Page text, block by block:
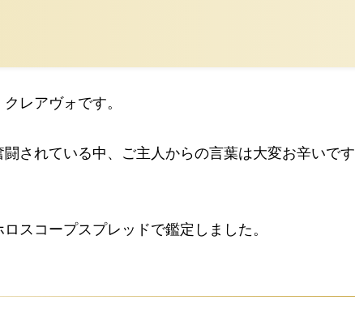
レアヴォです。
されている中、ご主人からの言葉は大変お辛いです
スコープスプレッドで鑑定しました。